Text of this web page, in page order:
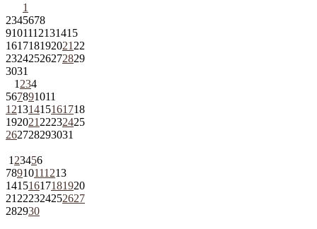
1
2345678
9101112131415
161718192021 22
23242526272829
3031
1 234
567891011
12131415161718
192021 22232425
262728293031
1 23456
78910111213
14151617181920
21 222324252627
282930